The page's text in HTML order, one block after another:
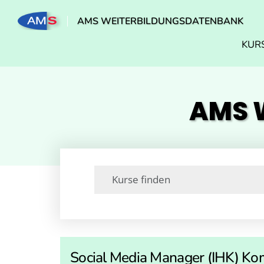
AMS WEITERBILDUNGSDATENBANK
AMS
Social Media Manager (IHK)